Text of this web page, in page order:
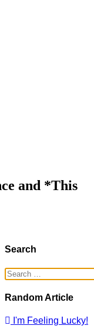
*This
Article
Feeling Lucky!